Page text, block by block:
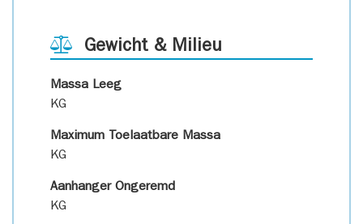
Gewicht & Milieu
Massa Leeg
KG
Maximum Toelaatbare Massa
KG
Aanhanger Ongeremd
KG